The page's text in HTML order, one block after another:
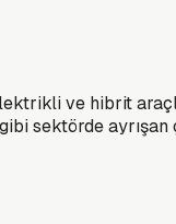
ve hibrit
sektörde